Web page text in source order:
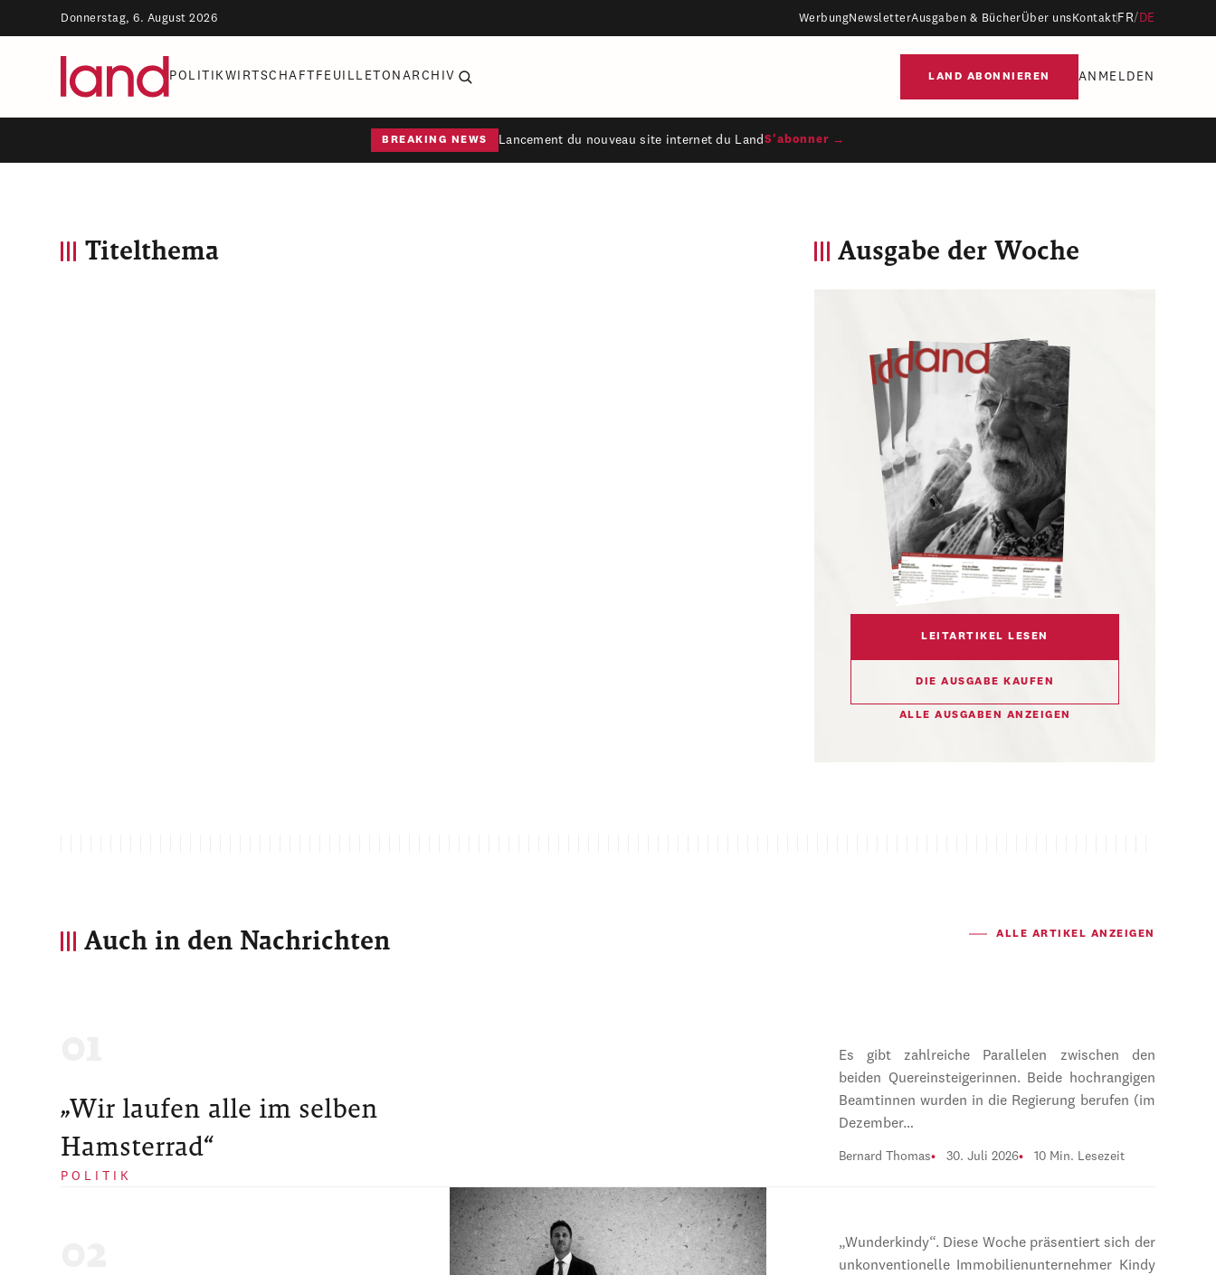
Donnerstag, 6. August 2026 WerbungNewsletterAusgaben & BücherÜber uns Kontakt FR/ DE
POLITIKWIRTSCHAFT FEUILLETON ARCHIV LAND ABONNIEREN ANMELDEN
BREAKING NEWS Lancement du nouveau site internet du Land S'abonner →
Titelthema Ausgabe der Woche
LEITARTIKEL LESEN
DIE AUSGABE KAUFEN
ALLE AUSGABEN ANZEIGEN
Auch in den Nachrichten ALLE ARTIKEL ANZEIGEN
„Wir laufen alle im selben
Hamsterrad“
POLITIK
Es gibt zahlreiche Parallelen zwischen den
beiden Quereinsteigerinnen. Beide hochrangigen
Beamtinnen wurden in die Regierung berufen (im
Dezember…
Bernard Thomas 30. Juli 2026 10 Min. Lesezeit
„Wunderkindy“. Diese Woche präsentiert sich der
unkonventionelle Immobilienunternehmer Kindy